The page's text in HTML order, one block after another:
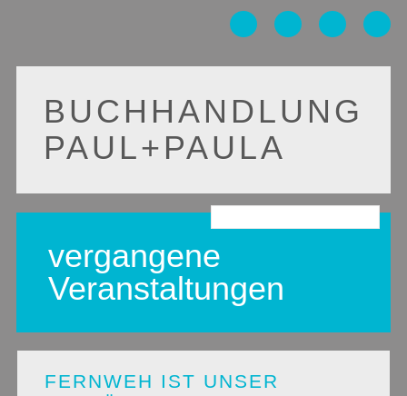
BUCHHANDLUNG
PAUL+PAULA
Main menu
content
vergangene
Veranstaltungen
FERNWEH IST UNSER